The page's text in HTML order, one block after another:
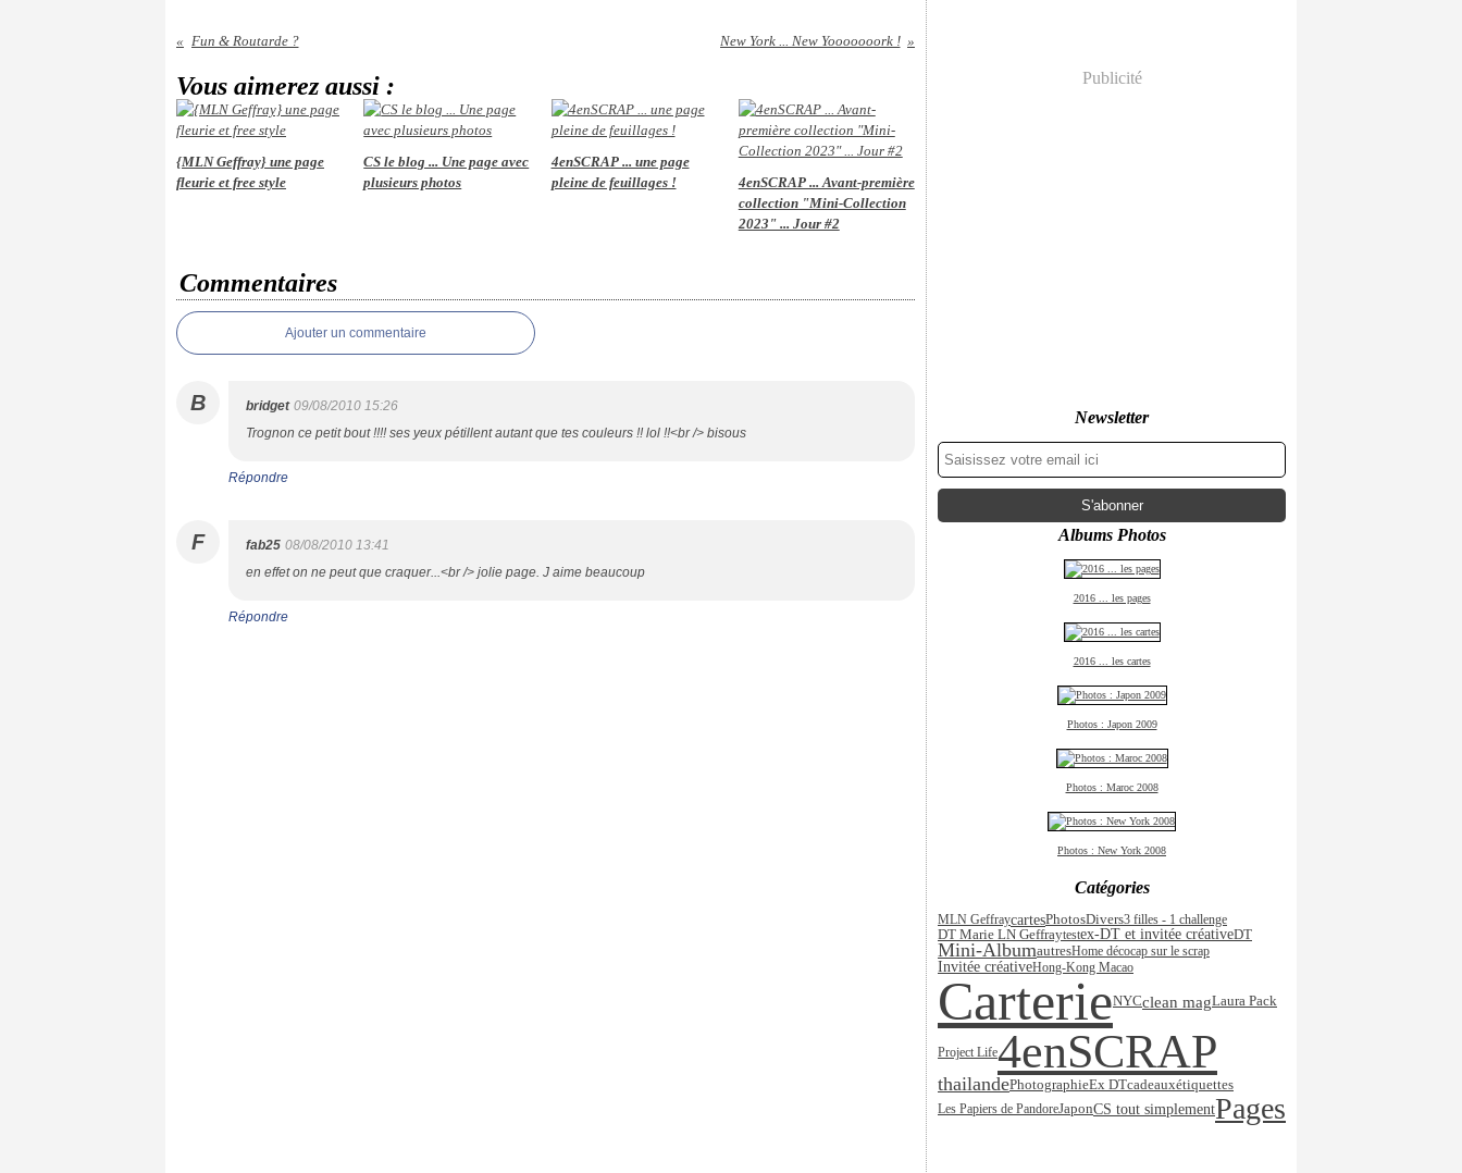
Fun & Routarde ? New York ... New Yooooooork !
Vous aimerez aussi :
{MLN Geffray} une page
fleurie et free style
CS le blog ... Une page avec
plusieurs photos
4enSCRAP ... une page
pleine de feuillages !
4enSCRAP ... Avant-première
collection "Mini-Collection
2023" ... Jour #2
Commentaires
Ajouter un commentaire
B bridget 09/08/2010 15:26
Trognon ce petit bout !!!! ses yeux pétillent autant que tes couleurs !! lol !!<br /> bisous
Répondre
F fab25 08/08/2010 13:41
en effet on ne peut que craquer...<br /> jolie page. J aime beaucoup
Répondre
Publicité
Newsletter
Albums Photos
2016 ... les pages
2016 ... les cartes
Photos : Japon 2009
Photos : Maroc 2008
Photos : New York 2008
Catégories
MLN GeffraycartesPhotosDivers3 filles - 1 challenge
DT Marie LN Geffraytestex-DT et invitée créativeDT
Mini-AlbumautresHome décocap sur le scrap
Invitée créativeHong-Kong Macao
CarterieNYCclean magLaura Pack
Project Life4enSCRAP
thailandePhotographieEx DTcadeauxétiquettes
Les Papiers de PandoreJaponCS tout simplementPages